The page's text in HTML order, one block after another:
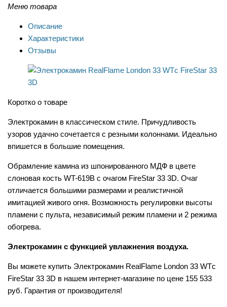
Меню товара
Описание
Характеристики
Отзывы
Коротко о товаре
Электрокамин в классическом стиле. Причудливость
узоров удачно сочетается с резными колоннами. Идеально
впишется в большие помещения.
Обрамление камина из шпонированного МДФ в цвете
слоновая кость WT-619B с очагом FireStar 33 3D. Очаг
отличается большими размерами и реалистичной
имитацией живого огня. Возможность регулировки высоты
пламени с пульта, независимый режим пламени и 2 режима
обогрева.
Электрокамин с функцией увлажнения воздуха.
Вы можете купить Электрокамин RealFlame London 33 WTс
FireStar 33 3D в нашем интернет-магазине по цене 155 533
руб. Гарантия от производителя!